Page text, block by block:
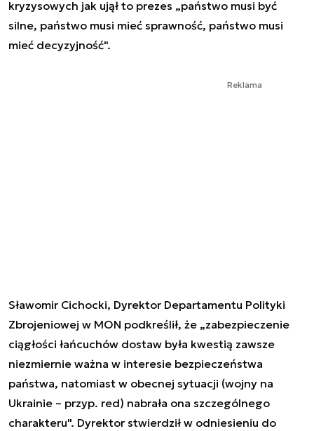
kryzysowych jak ujął to prezes „państwo musi być
silne, państwo musi mieć sprawność, państwo musi
mieć decyzyjność".
Reklama
Sławomir Cichocki, Dyrektor Departamentu Polityki
Zbrojeniowej w MON podkreślił, że „zabezpieczenie
ciągłości łańcuchów dostaw była kwestią zawsze
niezmiernie ważna w interesie bezpieczeństwa
państwa, natomiast w obecnej sytuacji (wojny na
Ukrainie – przyp. red) nabrała ona szczególnego
charakteru". Dyrektor stwierdził w odniesieniu do